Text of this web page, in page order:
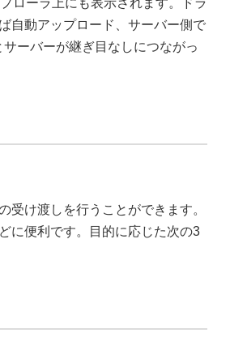
ローラ上にも表示されます。ドラ
自動アップロード、サーバー側で
ーバーが継ぎ目なしにつながっ
受け渡しを行うことができます。
に便利です。目的に応じた次の3